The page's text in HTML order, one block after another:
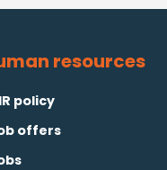
resources
policy
offers